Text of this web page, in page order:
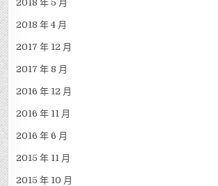
2018 年 5 月
2018 年 4 月
2017 年 12 月
2017 年 8 月
2016 年 12 月
2016 年 11 月
2016 年 6 月
2015 年 11 月
2015 年 10 月